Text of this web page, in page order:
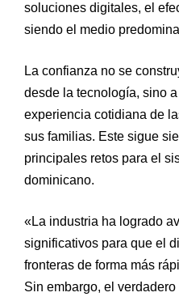
soluciones digitales, el
siendo el medio
La confianza no se
desde la tecnología, sino
experiencia cotidiana de
sus familias. Este sigue
principales retos para el
dominicano.
«La industria ha logrado
significativos para que el
fronteras de forma más
Sin embargo, el